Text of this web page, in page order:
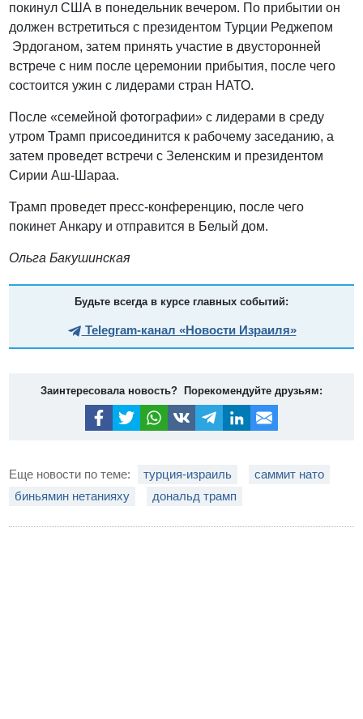
покинул США в понедельник вечером. По прибытии он
должен встретиться с президентом Турции Реджепом
Эрдоганом, затем принять участие в двусторонней
встрече с ним после церемонии прибытия, после чего
состоится ужин с лидерами стран НАТО.
После «семейной фотографии» с лидерами в среду
утром Трамп присоединится к рабочему заседанию, а
затем проведет встречи с Зеленским и президентом
Сирии Аш-Шараа.
Трамп проведет пресс-конференцию, после чего
покинет Анкару и отправится в Белый дом.
Ольга Бакушинская
Будьте всегда в курсе главных событий:
Telegram-канал «Новости Израиля»
Заинтересовала новость? Порекомендуйте друзьям:
Еще новости по теме: турция-израиль
саммит нато
биньямин нетанияху
дональд трамп